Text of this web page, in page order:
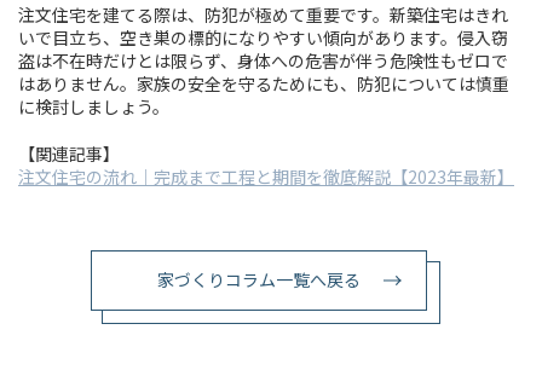
注文住宅を建てる際は、防犯が極めて重要です。新築住宅はきれ
いで目立ち、空き巣の標的になりやすい傾向があります。侵入窃
盗は不在時だけとは限らず、身体への危害が伴う危険性もゼロで
はありません。家族の安全を守るためにも、防犯については慎重
に検討しましょう。
【関連記事】
注文住宅の流れ｜完成まで工程と期間を徹底解説【2023年最新】
家づくりコラム一覧へ戻る